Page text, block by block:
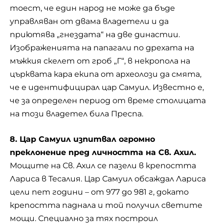
тоест, че един народ не може да бъде
управляван от двама владетели и да
приютява „гнездата“ на две династии.
Изображенията на папагали по дрехата на
мъжкия скелет от гроб „Г“, в некропола на
църквата кара екипа от археолози да смята,
че е идентифицирал цар Самуил. Известно е,
че за определен период от време столицата
на този владетел била Преспа.
8. Цар Самуил изпитвал огромно
преклонение пред личността на Св. Ахил.
Мощите на Св. Ахил се пазели в крепостта
Лариса в Тесалия. Цар Самуил обсаждал Лариса
цели пет години – от 977 до 981 г, докато
крепостта паднала и той получил светите
мощи. Специално за тях построил